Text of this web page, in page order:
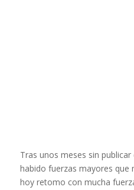
Tras unos meses sin
habido fuerzas mayores que
hoy retomo con mucha